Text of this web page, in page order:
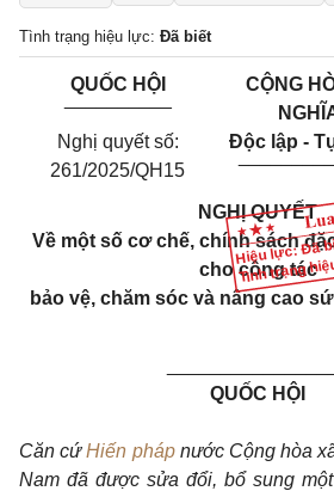
Tình trạng hiệu lực: Đã biết
Hiệu lực: Đã
Tình trạng
QUỐC HỘI
__________
Nghị quyết số:
261/2025/QH15
CỘNG
Độc lập -
NGHỊ QUYẾT
Về một số cơ chế, chính sách
cho công tác
bảo vệ, chăm sóc và nâng cao
QUỐC HỘI
Căn cứHiến phápnước Cộng hòa
Nam đã được sửa đổi, bổ sung